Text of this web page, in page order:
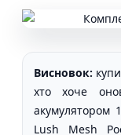
Висновок:
хто хоче
Lush Mesh